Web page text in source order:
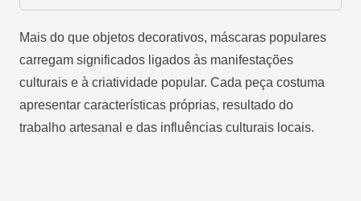
Mais do que objetos decorativos, máscaras populares
carregam significados ligados às manifestações
culturais e à criatividade popular. Cada peça costuma
apresentar características próprias, resultado do
trabalho artesanal e das influências culturais locais.